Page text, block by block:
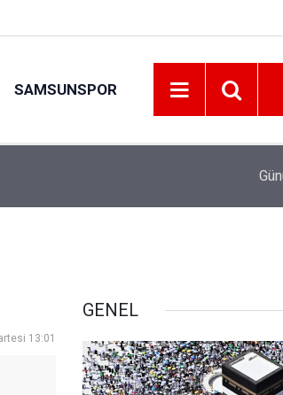
SAMSUNSPOR
13:01
GENEL